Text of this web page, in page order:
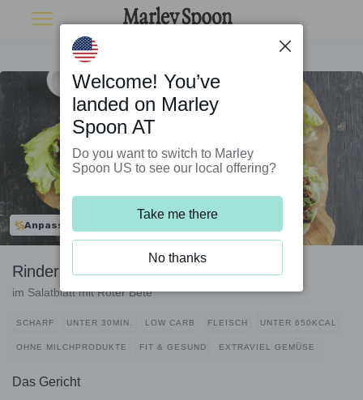
Anpassbar
Rinderhack koreanische Art
im Salatblatt mit Roter Bete
SCHARF UNTER 30MIN. LOW CARB FLEISCH UNTER 650KCAL
OHNE MILCHPRODUKTE FIT & GESUND EXTRAVIEL GEMÜSE
Das Gericht
Welcome! You’ve
landed on Marley
Spoon AT
Do you want to switch to Marley
Spoon US to see our local offering?
Take me there
No thanks